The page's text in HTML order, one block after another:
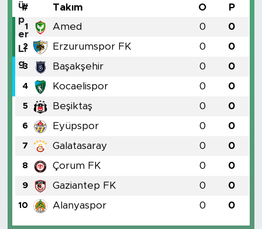
# Takım O P
1 Amed 0 0
2 Erzurumspor FK 0 0
3 Başakşehir 0 0
4 Kocaelispor 0 0
5 Beşiktaş 0 0
6 Eyüpspor 0 0
7 Galatasaray 0 0
8 Çorum FK 0 0
9 Gaziantep FK 0 0
10 Alanyaspor 0 0
SOSYAL MEDYA